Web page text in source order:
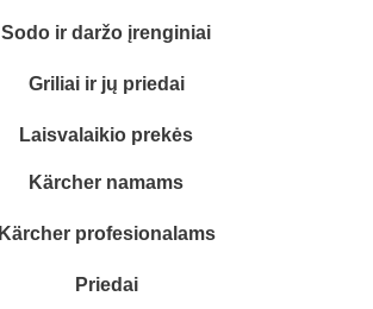
Sodo ir daržo įrenginiai
Griliai ir jų priedai
Laisvalaikio prekės
Kärcher namams
Kärcher profesionalams
Priedai